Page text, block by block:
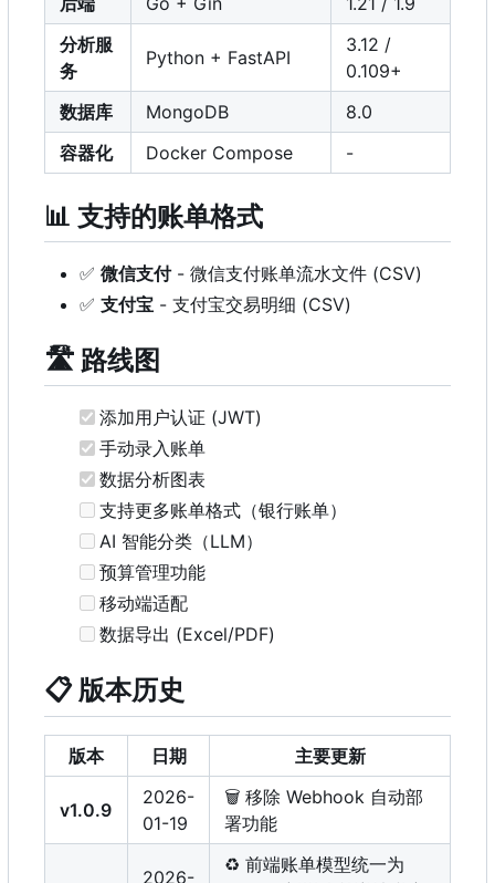
分析服
务
Python + FastAPI
3.12 /
0.109+
数据库
MongoDB
8.0
容器化
Docker Compose -
📊 支持的账单格式
✅ 微信支付- 微信支付账单流水文件 (CSV)
✅ 支付宝 - 支付宝交易明细 (CSV)
🛣️ 路线图
添加用户认证 (JWT)
手动录入账单
数据分析图表
支持更多账单格式（银行账单）
AI 智能分类（LLM）
预算管理功能
移动端适配
数据导出 (Excel/PDF)
📋版本历史
版本 日期 主要更新
v1.0.9
2026-
01-19
🗑️ 移除 Webhook 自动部
署功能
2026-
♻️ 前端账单模型统一为